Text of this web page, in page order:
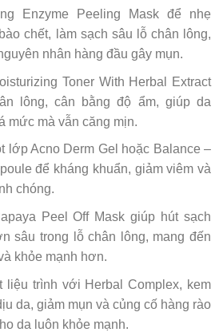
Enzyme Peeling Mask để nhẹ
chết, làm sạch sâu lỗ chân lông,
nhân hàng đầu gây mụn.
Toner With Herbal Extract
lông, cân bằng độ ẩm, giúp da
mức mà vẫn căng mịn.
lớp Acno Derm Gel hoặc Balance –
để kháng khuẩn, giảm viêm và
chóng.
Peel Off Mask giúp hút sạch
sâu trong lỗ chân lông, mang đến
khỏe mạnh hơn.
liệu trình với Herbal Complex, kem
da, giảm mụn và củng cố hàng rào
da luôn khỏe mạnh.